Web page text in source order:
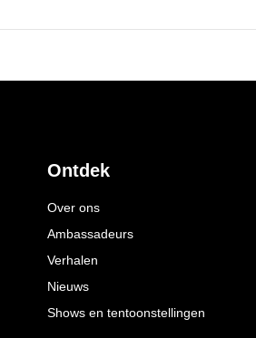
Ontdek
Over ons
Ambassadeurs
Verhalen
Nieuws
Shows en tentoonstellingen